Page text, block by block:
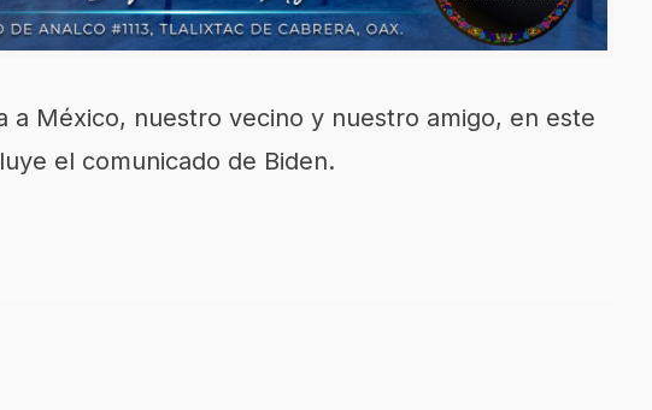
a México, nuestro vecino y nuestro amigo, en este
el comunicado de Biden.